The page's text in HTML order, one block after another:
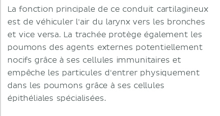
La fonction principale de ce conduit cartilagineux
est de véhiculer l'air du larynx vers les bronches
et vice versa. La trachée protège également les
poumons des agents externes potentiellement
nocifs grâce à ses cellules immunitaires et
empêche les particules d'entrer physiquement
dans les poumons grâce à ses cellules
épithéliales spécialisées.